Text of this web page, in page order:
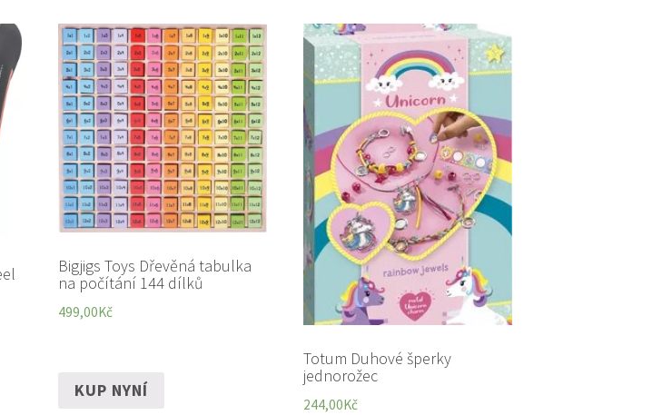
Bigjigs Toys Dřevěná tabulka
na počítání 144 dílků
499,00Kč
KUP NYNÍ
Totum Duhové šperky
jednorožec
244,00Kč